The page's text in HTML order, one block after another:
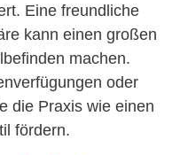
Eine freundliche
kann einen großen
machen.
oder
die Praxis wie einen
fördern.